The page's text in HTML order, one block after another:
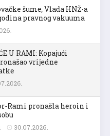
šume, Vlada HNŽ-a
pravnog vakuuma
U RAMI: Kopajući
vrijedne
Rami pronašla heroin i
30.07.2026.